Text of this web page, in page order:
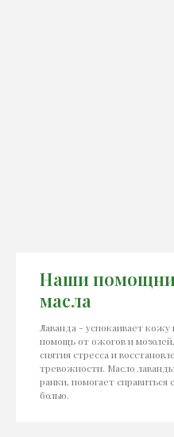
Наши
масла
Лаванда - успокаивает кожу
помощь от ожогов и
снятия стресса и
тревожности. Масло
ранки, помогает справиться
болью.